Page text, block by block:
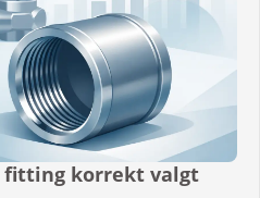
fitting korrekt valgt